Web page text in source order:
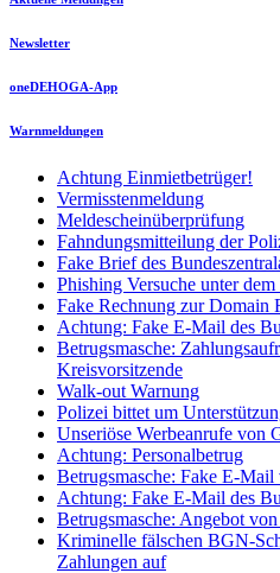
Newsletter
oneDEHOGA-App
Warnmeldungen
Achtung Einmietbetrüger!
Vermisstenmeldung
Meldescheinüberprüfung
Fahndungsmitteilung der
Fake Brief des
Phishing Versuche unter
Fake Rechnung zur Domain
Achtung: Fake E-Mail des
Betrugsmasche:
Kreisvorsitzende
Walk-out Warnung
Polizei bittet um
Unseriöse Werbeanrufe von
Achtung: Personalbetrug
Betrugsmasche: Fake E-
Achtung: Fake E-Mail des
Betrugsmasche: Angebot
Kriminelle fälschen BGN-
Zahlungen auf